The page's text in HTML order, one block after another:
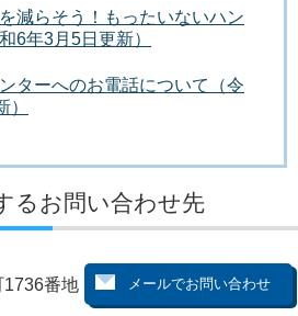
減らそう！もったいないハン
6年3月5日更新）
ターへのお電話について（令
るお問い合わせ先
1736番地